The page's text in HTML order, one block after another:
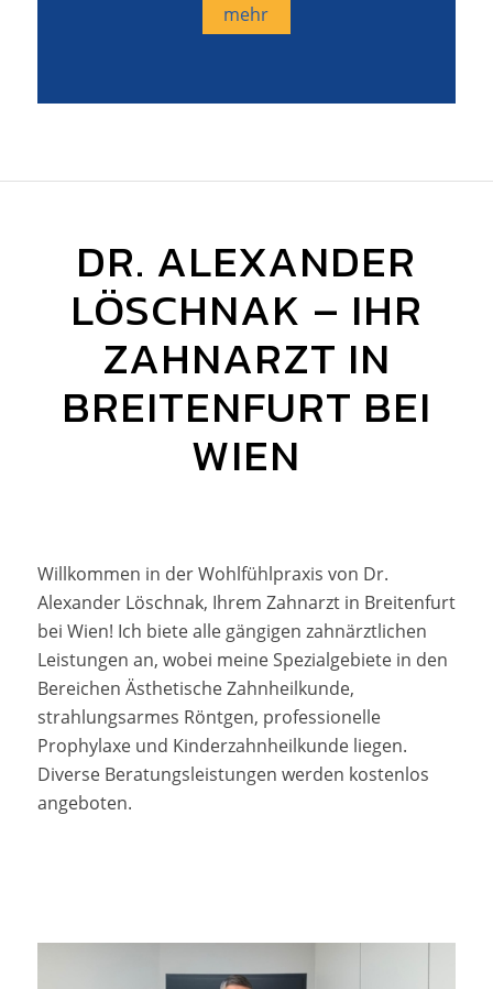
mehr
DR. ALEXANDER
LÖSCHNAK – IHR
ZAHNARZT IN
BREITENFURT BEI
WIEN
Willkommen in der Wohlfühlpraxis von Dr.
Alexander Löschnak, Ihrem Zahnarzt in Breitenfurt
bei Wien! Ich biete alle gängigen zahnärztlichen
Leistungen an, wobei meine Spezialgebiete in den
Bereichen Ästhetische Zahnheilkunde,
strahlungsarmes Röntgen, professionelle
Prophylaxe und Kinderzahnheilkunde liegen.
Diverse Beratungsleistungen werden kostenlos
angeboten.